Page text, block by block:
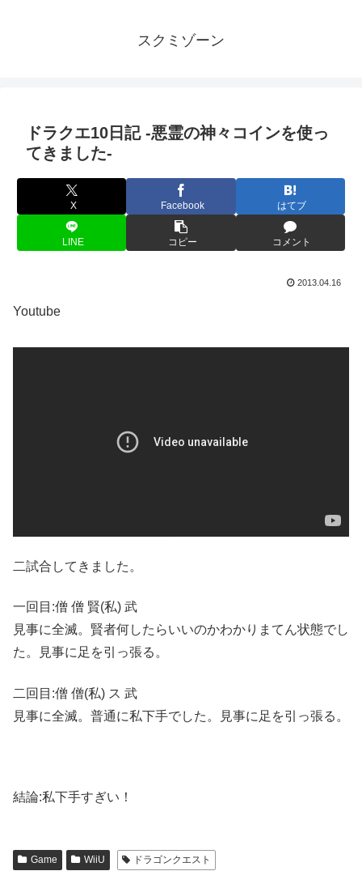
スクミゾーン
ドラクエ10日記 -悪霊の神々コインを使っ
てきました-
X Facebook はてブ
LINE コピー コメント
2013.04.16
Youtube
二試合してきました。
一回目:僧 僧 賢(私) 武
見事に全滅。賢者何したらいいのかわかりまてん状態でし
た。見事に足を引っ張る。
二回目:僧 僧(私) ス 武
見事に全滅。普通に私下手でした。見事に足を引っ張る。
結論:私下手すぎい！
Game WiiU ドラゴンクエスト